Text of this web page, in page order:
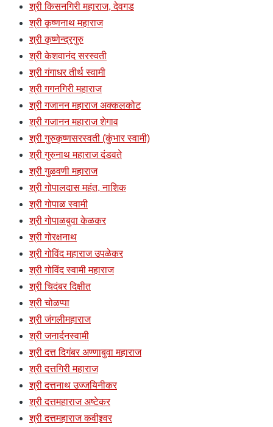
श्री किसनगिरी महाराज, देवगड
श्री कृष्णनाथ महाराज
श्री कृष्णेन्द्रगुरु
श्री केशवानंद सरस्वती
श्री गंगाधर तीर्थ स्वामी
श्री गगनगिरी महाराज
श्री गजानन महाराज अक्कलकोट
श्री गजानन महाराज शेगाव
श्री गुरुकृष्णसरस्वती (कुंभार स्वामी)
श्री गुरुनाथ महाराज दंडवते
श्री गुळवणी महाराज
श्री गोपालदास महंत, नाशिक
श्री गोपाळ स्वामी
श्री गोपाळबुवा केळकर
श्री गोरक्षनाथ
श्री गोविंद महाराज उपळेकर
श्री गोविंद स्वामी महाराज
श्री चिदंबर दिक्षीत
श्री चोळप्पा
श्री जंगलीमहाराज
श्री जनार्दनस्वामी
श्री दत्त दिगंबर अण्णाबुवा महाराज
श्री दत्तगिरी महाराज
श्री दत्तनाथ उज्जयिनीकर
श्री दत्तमहाराज अष्टेकर
श्री दत्तमहाराज कवीश्र्वर